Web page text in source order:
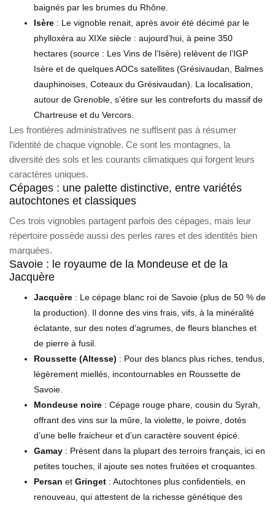
baignés par les brumes du Rhône.
Isère : Le vignoble renait, après avoir été décimé par le
phylloxéra au XIXe siècle : aujourd’hui, à peine 350
hectares (source : Les Vins de l’Isère) relèvent de l’IGP
Isère et de quelques AOCs satellites (Grésivaudan, Balmes
dauphinoises, Coteaux du Grésivaudan). La localisation,
autour de Grenoble, s’étire sur les contreforts du massif de
Chartreuse et du Vercors.
Les frontières administratives ne suffisent pas à résumer
l’identité de chaque vignoble. Ce sont les montagnes, la
diversité des sols et les courants climatiques qui forgent leurs
caractères uniques.
Cépages : une palette distinctive, entre variétés
autochtones et classiques
Ces trois vignobles partagent parfois des cépages, mais leur
répertoire possède aussi des perles rares et des identités bien
marquées.
Savoie : le royaume de la Mondeuse et de la
Jacquère
Jacquère : Le cépage blanc roi de Savoie (plus de 50 % de
la production). Il donne des vins frais, vifs, à la minéralité
éclatante, sur des notes d’agrumes, de fleurs blanches et
de pierre à fusil.
Roussette (Altesse) : Pour des blancs plus riches, tendus,
légèrement miellés, incontournables en Roussette de
Savoie.
Mondeuse noire : Cépage rouge phare, cousin du Syrah,
offrant des vins sur la mûre, la violette, le poivre, dotés
d’une belle fraicheur et d’un caractère souvent épicé.
Gamay : Présent dans la plupart des terroirs français, ici en
petites touches, il ajoute ses notes fruitées et croquantes.
Persan et Gringet : Autochtones plus confidentiels, en
renouveau, qui attestent de la richesse génétique des